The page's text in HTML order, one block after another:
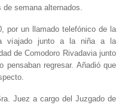
semana alternados.
por un llamado telefónico de la
viajado junto a la niña a la
de Comodoro Rivadavia junto
regresar. Añadió que
Juez a cargo del Juzgado de